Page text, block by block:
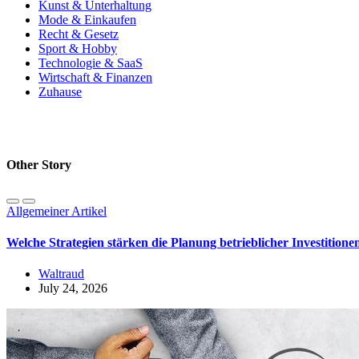
Kunst & Unterhaltung
Mode & Einkaufen
Recht & Gesetz
Sport & Hobby
Technologie & SaaS
Wirtschaft & Finanzen
Zuhause
Other Story
Allgemeiner Artikel
Welche Strategien stärken die Planung betrieblicher
Waltraud
July 24, 2026